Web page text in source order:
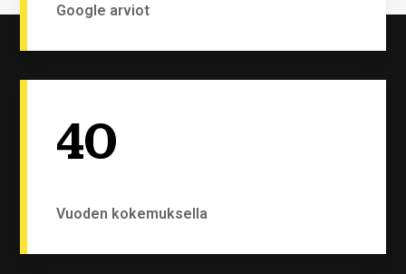
Google arviot
40
Vuoden kokemuksella